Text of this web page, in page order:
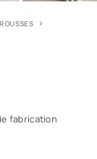
fabrication